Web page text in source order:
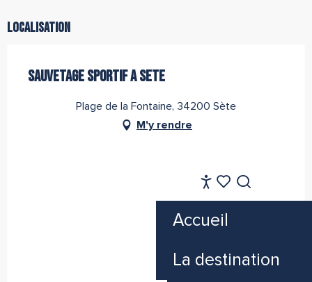
Accueil
La destination
Accessibilité
Voir les favoris
Recherche
Localisation
SAUVETAGE SPORTIF A SETE
Plage de la Fontaine, 34200 Sète
M'y rendre